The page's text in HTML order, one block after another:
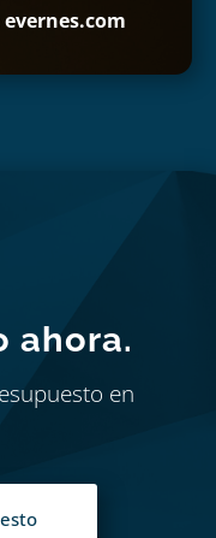
evernes.com
ahora.
en